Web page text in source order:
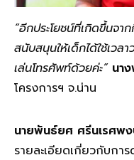
“อีกประโยชน์ที่เกิดขึ้นจา
สนับสนุนให้เด็กได้ใช้เวล
เล่นโทรศัพท์ด้วยค่ะ” นา
โครงการฯ จ.น่าน
นายพันธ์ยศ ศรีนเรศพ
รายละเอียดเกี่ยวกับกา